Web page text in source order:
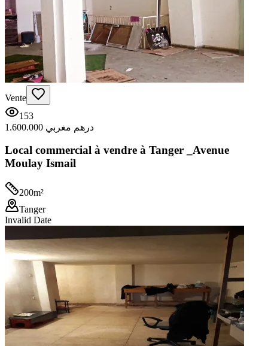
Vente
153
1.600.000 درهم مغربي
Local commercial à vendre à Tanger _Avenue
Moulay Ismail
200m²
Tanger
Invalid Date